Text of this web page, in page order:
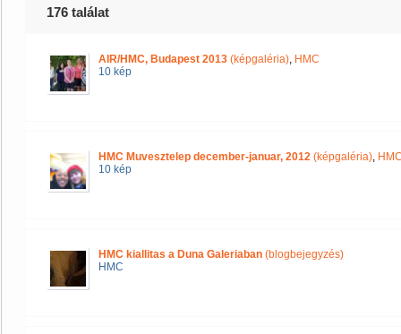
176 találat
AIR/HMC, Budapest 2013 (képgaléria), HMC
10 kép
HMC Muvesztelep december-januar, 2012 (képgaléria),
10 kép
HMC kiallitas a Duna Galeriaban (blogbejegyzés)
HMC